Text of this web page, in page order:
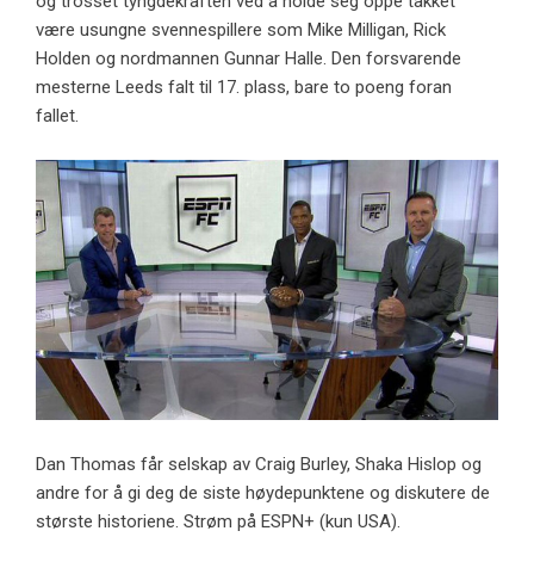
være usungne svennespillere som Mike Milligan, Rick
Holden og nordmannen Gunnar Halle. Den forsvarende
mesterne Leeds falt til 17. plass, bare to poeng foran
fallet.
Dan Thomas får selskap av Craig Burley, Shaka Hislop og
andre for å gi deg de siste høydepunktene og diskutere de
største historiene. Strøm på ESPN+ (kun USA).